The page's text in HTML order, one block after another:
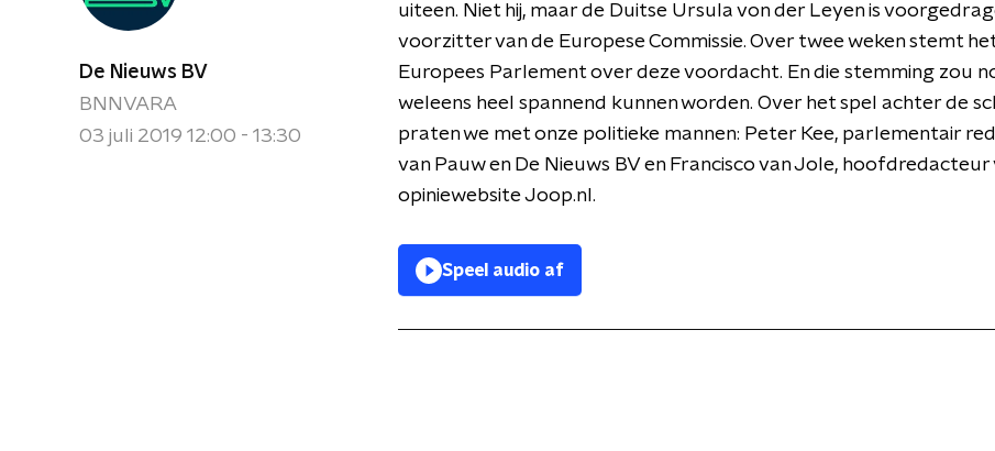
De Nieuws BV
BNNVARA
03 juli 2019 12:00 - 13:30
uiteen. Niet hij, maar de Duitse Ursula von der Leyen is
voorzitter van de Europese Commissie. Over twee weken stemt
Europees Parlement over deze voordacht. En die stemming zou
weleens heel spannend kunnen worden. Over het spel achter de
praten we met onze politieke mannen: Peter Kee, parlementair
van Pauw en De Nieuws BV en Francisco van Jole, hoofdredacteur
opiniewebsite Joop.nl.
Speel audio af